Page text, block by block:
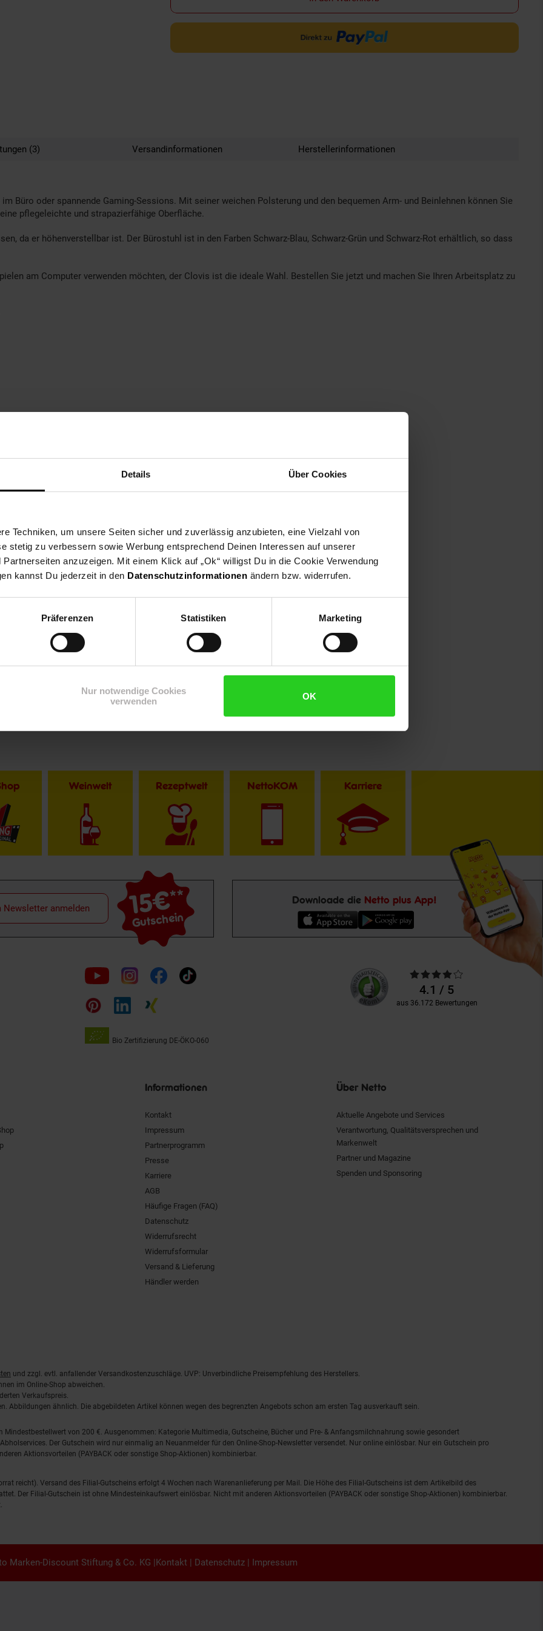
Details Über Cookies
Techniken, um unsere Seiten sicher und zuverlässig anzubieten, eine Vielzahl von
stetig zu verbessern sowie Werbung entsprechend Deinen Interessen auf unserer
anzuzeigen. Mit einem Klick auf „Ok“ willigst Du in die Cookie Verwendung
kannst Du jederzeit in den Datenschutzinformationen ändern bzw. widerrufen.
Präferenzen Statistiken Marketing
Nur notwendige Cookies
verwenden
OK
(3) Versandinformationen Herstellerinformationen
Büro oder spannende Gaming-Sessions. Mit seiner weichen Polsterung und den bequemen Arm- und Beinlehnen können Sie
pflegeleichte und strapazierfähige Oberfläche.
da er höhenverstellbar ist. Der Bürostuhl ist in den Farben Schwarz-Blau, Schwarz-Grün und Schwarz-Rot erhältlich, so dass
am Computer verwenden möchten, der Clovis ist die ideale Wahl. Bestellen Sie jetzt und machen Sie Ihren Arbeitsplatz zu
Baumwolltuch
Weinwelt Rezeptwelt NettoKOM Karriere
15€**
Gutschein
Newsletter anmelden
Downloade die Netto plus App!
Folge
uns
auf
Bio Zertifizierung DE-ÖKO-060
Unsere
Kundenbewertungen
Durchschnittliche
Bewertungen4.1 / 5
aus 36.172 Bewertungen
Informationen
Kontakt
Impressum
Partnerprogramm
Presse
Karriere
AGB
Häufige Fragen (FAQ)
Datenschutz
Widerrufsrecht
Widerrufsformular
Versand & Lieferung
Händler werden
Über Netto
Aktuelle Angebote und Services
Verantwortung, Qualitätsversprechen und
Markenwelt
Partner und Magazine
Spenden und Sponsoring
und zzgl. evtl. anfallender Versandkostenzuschläge. UVP: Unverbindliche Preisempfehlung des Herstellers.
im Online-Shop abweichen.
Verkaufspreis.
Abbildungen ähnlich. Die abgebildeten Artikel können wegen des begrenzten Angebots schon am ersten Tag ausverkauft sein.
von 200 €. Ausgenommen: Kategorie Multimedia, Gutscheine, Bücher und Pre- & Anfangsmilchnahrung sowie gesondert
Der Gutschein wird nur einmalig an Neuanmelder für den Online-Shop-Newsletter versendet. Nur online einlösbar. Nur ein Gutschein pro
Aktionsvorteilen (PAYBACK oder sonstige Shop-Aktionen) kombinierbar.
reicht). Versand des Filial-Gutscheins erfolgt 4 Wochen nach Warenanlieferung per Mail. Die Höhe des Filial-Gutscheins ist dem Artikelbild des
Der Filial-Gutschein ist ohne Mindesteinkaufswert einlösbar. Nicht mit anderen Aktionsvorteilen (PAYBACK oder sonstige Shop-Aktionen) kombinierbar.
Marken-Discount Stiftung & Co. KG |Kontakt | Datenschutz| Impressum